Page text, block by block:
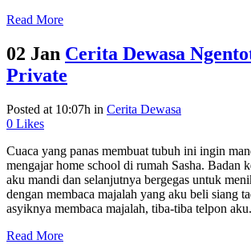
Read More
02 Jan Cerita Dewasa
Private
Posted at 10:07h in Cerita Dewasa
0 Likes
Cuaca yang panas membuat tubuh ini ingin
mengajar home school di rumah Sasha. Badan
aku mandi dan selanjutnya bergegas untuk
dengan membaca majalah yang aku beli siang
asyiknya membaca majalah, tiba-tiba telpon
Read More